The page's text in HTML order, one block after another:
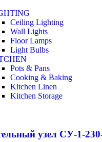
Ceiling Lighting
Wall Lights
Floor Lamps
Light Bulbs
Pots & Pans
Cooking & Baking
Kitchen Linen
Kitchen Storage
узел СУ-1-